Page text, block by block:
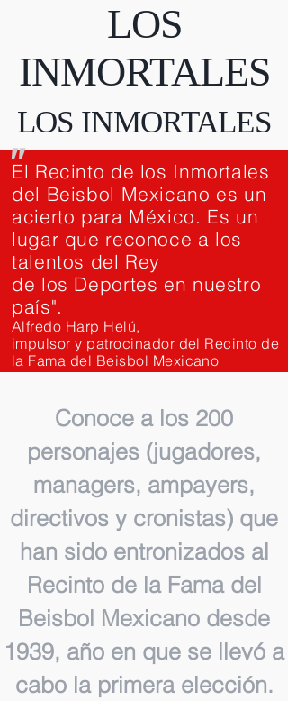
LOS
INMORTALES
LOS INMORTALES
El Recinto de los Inmortales
del Beisbol Mexicano es un
acierto para México. Es un
lugar que reconoce a los
talentos del Rey
de los Deportes en nuestro
país".
Alfredo Harp Helú,
impulsor y patrocinador del Recinto de
la Fama del Beisbol Mexicano
"
Conoce a los 200
personajes (jugadores,
managers, ampayers,
directivos y cronistas) que
han sido entronizados al
Recinto de la Fama del
Beisbol Mexicano desde
1939, año en que se llevó a
cabo la primera elección.